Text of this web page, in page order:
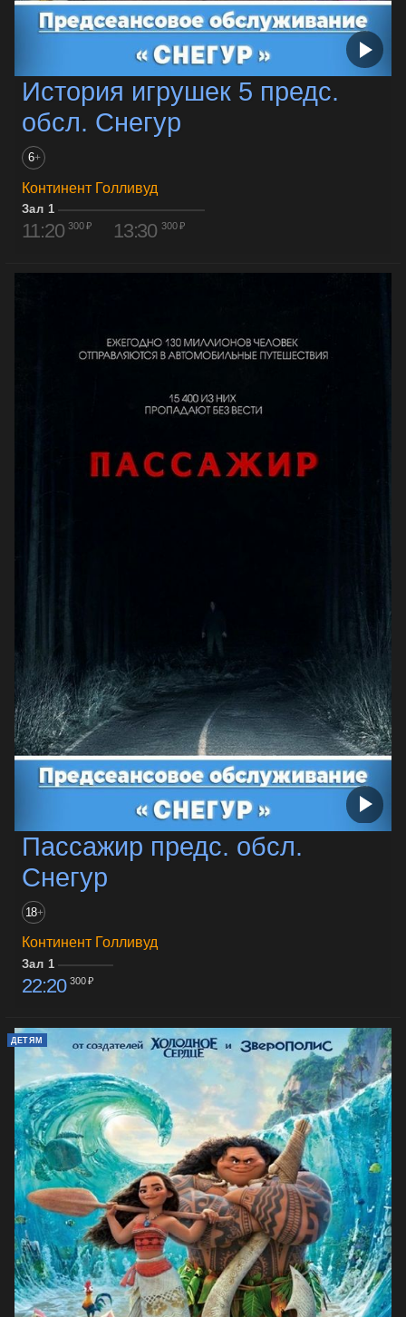
История игрушек 5 предс.
обсл. Снегур
6+
Континент Голливуд
Зал 1
11:20 300 ₽ 13:30 300 ₽
Пассажир предс. обсл.
Снегур
18+
Континент Голливуд
Зал 1
22:20 300 ₽
ДЕТЯМ